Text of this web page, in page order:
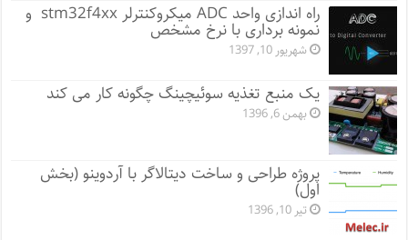
راه اندازی واحد ADC میکروکنترلر stm32f4xx و
نمونه برداری با نرخ مشخص
شهریور 10, 1397
یک منبع تغذیه سوئیچینگ چگونه کار می کند
بهمن 6, 1396
پروژه طراحی و ساخت دیتالاگر با آردوینو (بخش
اول)
تیر 10, 1396